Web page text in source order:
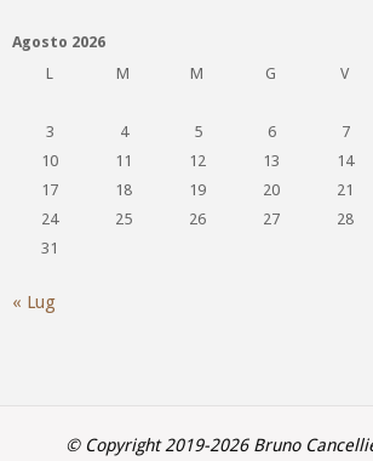
Agosto 2026
L
M M G V
3
4 5 6 7
10
11 12 13 14
17
18 19 20 21
24
25 26 27 28
31
« Lug
© Copyright 2019-2026 Bruno